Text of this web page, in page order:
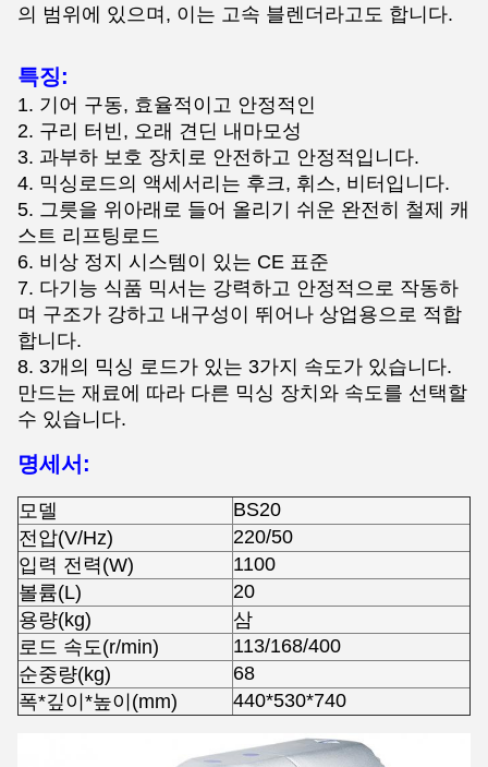
의 범위에 있으며, 이는 고속 블렌더라고도 합니다.
특징:
1. 기어 구동, 효율적이고 안정적인
2. 구리 터빈, 오래 견딘 내마모성
3. 과부하 보호 장치로 안전하고 안정적입니다.
4. 믹싱로드의 액세서리는 후크, 휘스, 비터입니다.
5. 그릇을 위아래로 들어 올리기 쉬운 완전히 철제 캐
스트 리프팅로드
6. 비상 정지 시스템이 있는 CE 표준
7. 다기능 식품 믹서는 강력하고 안정적으로 작동하
며 구조가 강하고 내구성이 뛰어나 상업용으로 적합
합니다.
8. 3개의 믹싱 로드가 있는 3가지 속도가 있습니다.
만드는 재료에 따라 다른 믹싱 장치와 속도를 선택할
수 있습니다.
명세서:
모델
BS20
전압(V/Hz)
220/50
입력 전력(W)
1100
볼륨(L)
20
용량(kg)
삼
로드 속도(r/min)
113/168/400
순중량(kg)
68
폭*깊이*높이(mm)
440*530*740